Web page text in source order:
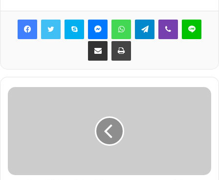
Skype MessengerWhatsAppTelegramViber Line
Share via Email Print